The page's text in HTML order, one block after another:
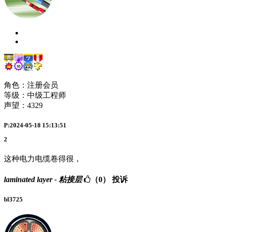
角色：注册会员
等级：中级工程师
声望： 4329
P:2024-05-18 15:13:51
2
这种电力电缆卷得很，
laminated layer - 粘接层 （0） 投诉
bl3725